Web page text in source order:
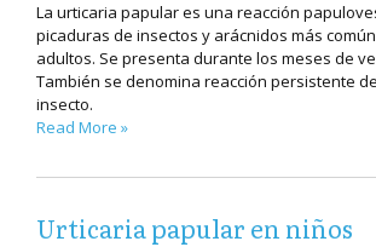
La urticaria papular es una reacción
picaduras de insectos y arácnidos más
adultos. Se presenta durante los meses de
También se denomina reacción persistente
insecto.
Read More »
Urticaria papular en niños